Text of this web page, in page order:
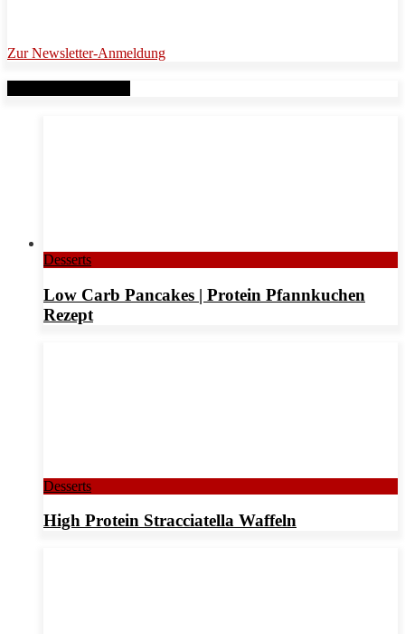
Zur Newsletter-Anmeldung
Desserts
Low Carb Pancakes | Protein Pfannkuchen
Rezept
Desserts
High Protein Stracciatella Waffeln